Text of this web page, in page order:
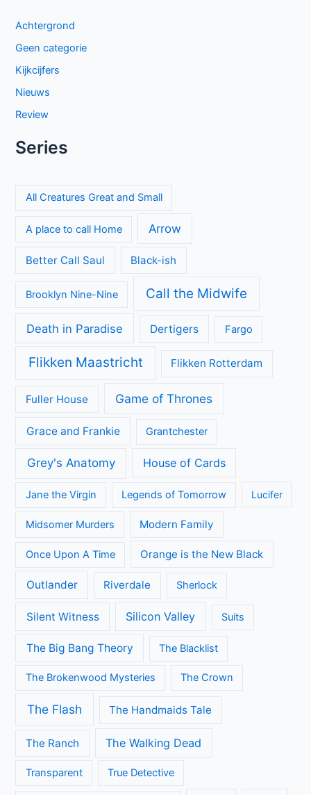
Achtergrond
Geen categorie
Kijkcijfers
Nieuws
Review
Series
All Creatures Great and Small
A place to call Home Arrow
Better Call Saul Black-ish
Brooklyn Nine-Nine Call the Midwife
Death in Paradise Dertigers Fargo
Flikken Maastricht Flikken Rotterdam
Fuller House Game of Thrones
Grace and Frankie Grantchester
Grey's Anatomy House of Cards
Jane the Virgin Legends of Tomorrow Lucifer
Midsomer Murders Modern Family
Once Upon A Time Orange is the New Black
Outlander Riverdale Sherlock
Silent Witness Silicon Valley Suits
The Big Bang Theory The Blacklist
The Brokenwood Mysteries The Crown
The Flash The Handmaids Tale
The Ranch The Walking Dead
Transparent True Detective